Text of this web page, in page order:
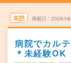
未読 掲載日 2026/
病院でカル
＊未経験OK